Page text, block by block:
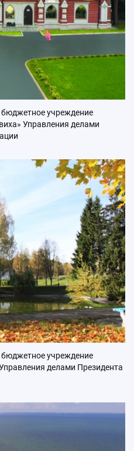
бюджетное учреждение
Управления делами
бюджетное учреждение
делами Президента